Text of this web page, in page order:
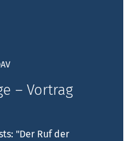
– Vortrag
"Der Ruf der